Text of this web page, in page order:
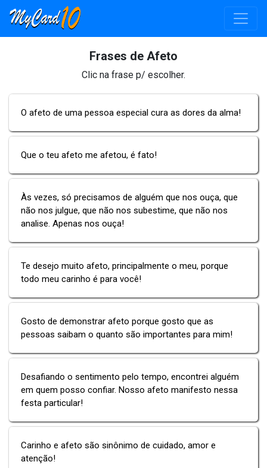
Frases de Afeto
Clic na frase p/ escolher.
O afeto de uma pessoa especial cura as dores da alma!
Que o teu afeto me afetou, é fato!
Às vezes, só precisamos de alguém que nos ouça, que
não nos julgue, que não nos subestime, que não nos
analise. Apenas nos ouça!
Te desejo muito afeto, principalmente o meu, porque
todo meu carinho é para você!
Gosto de demonstrar afeto porque gosto que as
pessoas saibam o quanto são importantes para mim!
Desafiando o sentimento pelo tempo, encontrei alguém
em quem posso confiar. Nosso afeto manifesto nessa
festa particular!
Carinho e afeto são sinônimo de cuidado, amor e
atenção!